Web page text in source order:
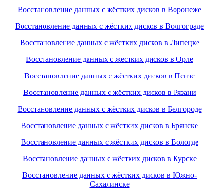
Восстановление данных с жёстких дисков в Воронеже
Восстановление данных с жёстких дисков в Волгограде
Восстановление данных с жёстких дисков в Липецке
Восстановление данных с жёстких дисков в Орле
Восстановление данных с жёстких дисков в Пензе
Восстановление данных с жёстких дисков в Рязани
Восстановление данных с жёстких дисков в Белгороде
Восстановление данных с жёстких дисков в Брянске
Восстановление данных с жёстких дисков в Вологде
Восстановление данных с жёстких дисков в Курске
Восстановление данных с жёстких дисков в Южно-
Сахалинске